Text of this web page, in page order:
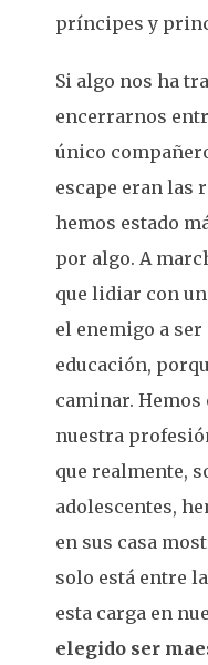
príncipes y
Si algo nos ha
encerrarnos
único
escape eran las
hemos estado
por algo. A
que lidiar con
el enemigo a
educación,
caminar. Hemos
nuestra
que realmente,
adolescentes,
en sus casa
solo está entre
esta carga en
elegido ser